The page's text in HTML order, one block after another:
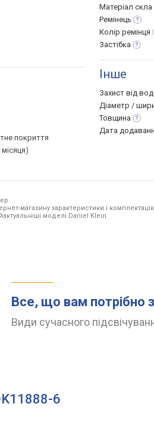
покриття
Матеріал скла
Ремінець
Колір ремінця
Застібка
Інше
Захист від
Діаметр /
Товщина
Дата
магазину характеристики і
моделі Daniel Klein.
Все, що вам потрібно
Види сучасного
6